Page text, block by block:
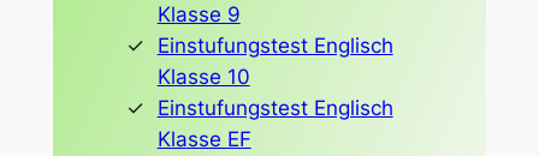
Klasse 9
Einstufungstest Englisch
Klasse 10
Einstufungstest Englisch
Klasse EF